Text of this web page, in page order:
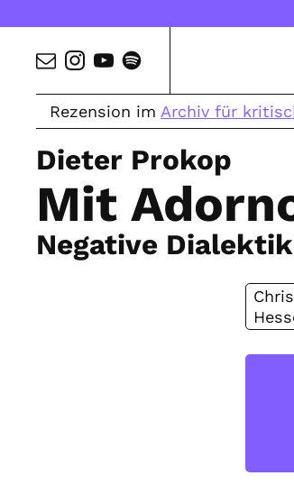
Rezension im Archiv für
Dieter Prokop
Mit
Negative